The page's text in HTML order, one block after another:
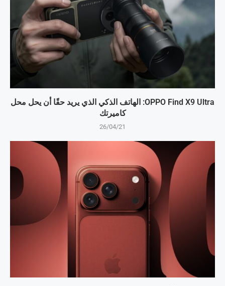
OPPO Find X9 Ultra: الهاتف الذكي الذي يريد حقًا أن يحل محل
كاميرتك
26/04/21